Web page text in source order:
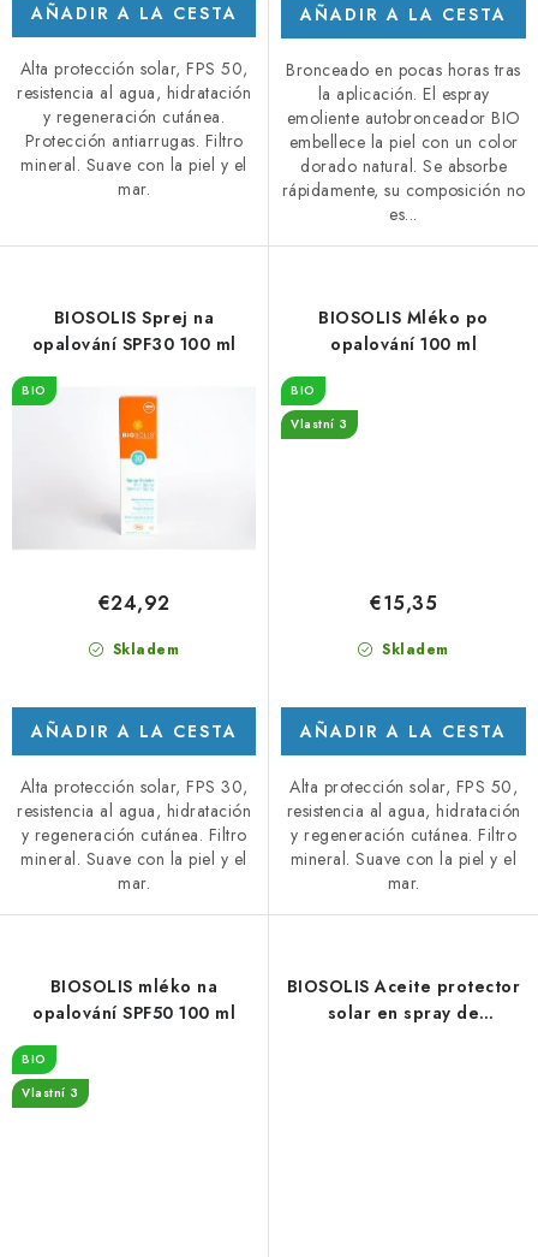
u
c
t
o
s
AÑADIR A LA CESTA
Alta protección solar, FPS 50,
resistencia al agua, hidratación
y regeneración cutánea.
Protección antiarrugas. Filtro
mineral. Suave con la piel y el
mar.
AÑADIR A LA CESTA
Bronceado en pocas horas tras
la aplicación. El espray
emoliente autobronceador BIO
embellece la piel con un color
dorado natural. Se absorbe
rápidamente, su composición no
es...
BIOSOLIS Sprej na
opalování SPF30 100 ml
BIO
Skladem
€24,92
AÑADIR A LA CESTA
Alta protección solar, FPS 30,
resistencia al agua, hidratación
y regeneración cutánea. Filtro
mineral. Suave con la piel y el
mar.
BIOSOLIS Mléko po
opalování 100 ml
BIO
Vlastní 3
Skladem
€15,35
AÑADIR A LA CESTA
Alta protección solar, FPS 50,
resistencia al agua, hidratación
y regeneración cutánea. Filtro
mineral. Suave con la piel y el
mar.
BIOSOLIS mléko na
opalování SPF50 100 ml
BIO
Vlastní 3
BIOSOLIS Aceite protector
solar en spray de